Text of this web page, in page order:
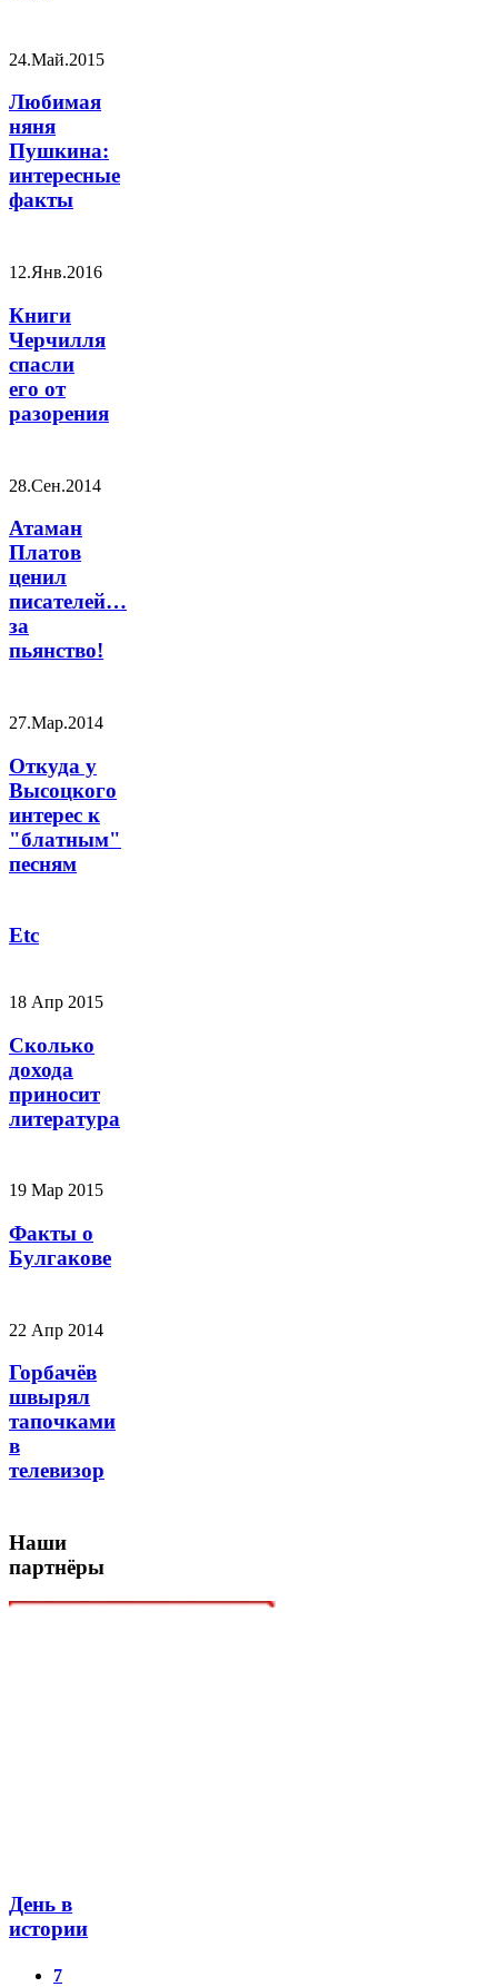
24.Май.2015
Любимая
няня
Пушкина:
интересные
факты
12.Янв.2016
Книги
Черчилля
спасли
его от
разорения
28.Сен.2014
Атаман
Платов
ценил
писателей…
за
пьянство!
27.Мар.2014
Откуда у
Высоцкого
интерес к
"блатным"
песням
Etc
18 Апр 2015
Сколько
дохода
приносит
литература
19 Мар 2015
Факты о
Булгакове
22 Апр 2014
Горбачёв
швырял
тапочками
в
телевизор
Наши
партнёры
День в
истории
7